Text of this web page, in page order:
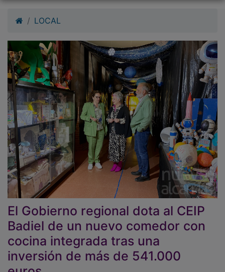
El Gobierno regional dota al CEIP
Badiel de un nuevo comedor con
cocina integrada tras una
inversión de más de 541.000
euros